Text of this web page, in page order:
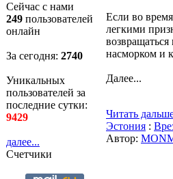
Сейчас с нами
249 пользователей
онлайн
За сегодня: 2740
Уникальных
пользователей за
последние сутки:
9429
далее...
Счетчики
Если во
легкими
насморком и
Далее...
Читать
Эстония :
Автор: